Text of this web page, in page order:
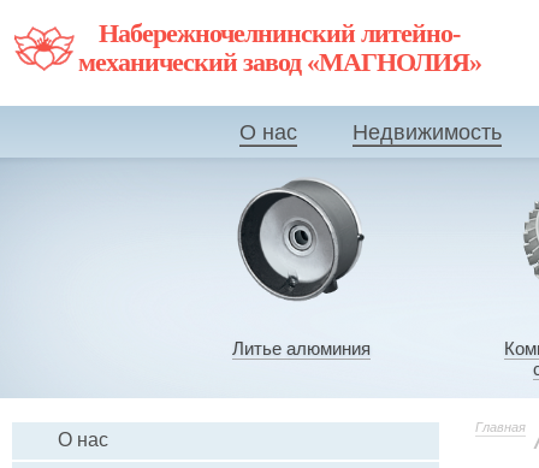
Набережночелнинский литейно-
механический завод «МАГНОЛИЯ»
О нас Недвижимость
Литье алюминия
О нас
Главная